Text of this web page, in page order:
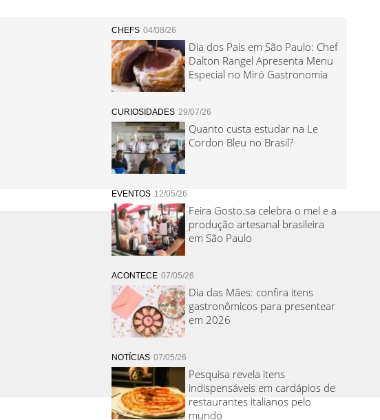
CHEFS 04/08/26
Dia dos Pais em São Paulo: Chef
Dalton Rangel Apresenta Menu
Especial no Miró Gastronomia
CURIOSIDADES 29/07/26
Quanto custa estudar na Le
Cordon Bleu no Brasil?
EVENTOS 12/05/26
Feira Gosto.sa celebra o mel e a
produção artesanal brasileira
em São Paulo
ACONTECE 07/05/26
Dia das Mães: confira itens
gastronômicos para presentear
em 2026
NOTÍCIAS 07/05/26
Pesquisa revela itens
indispensáveis em cardápios de
restaurantes italianos pelo
mundo